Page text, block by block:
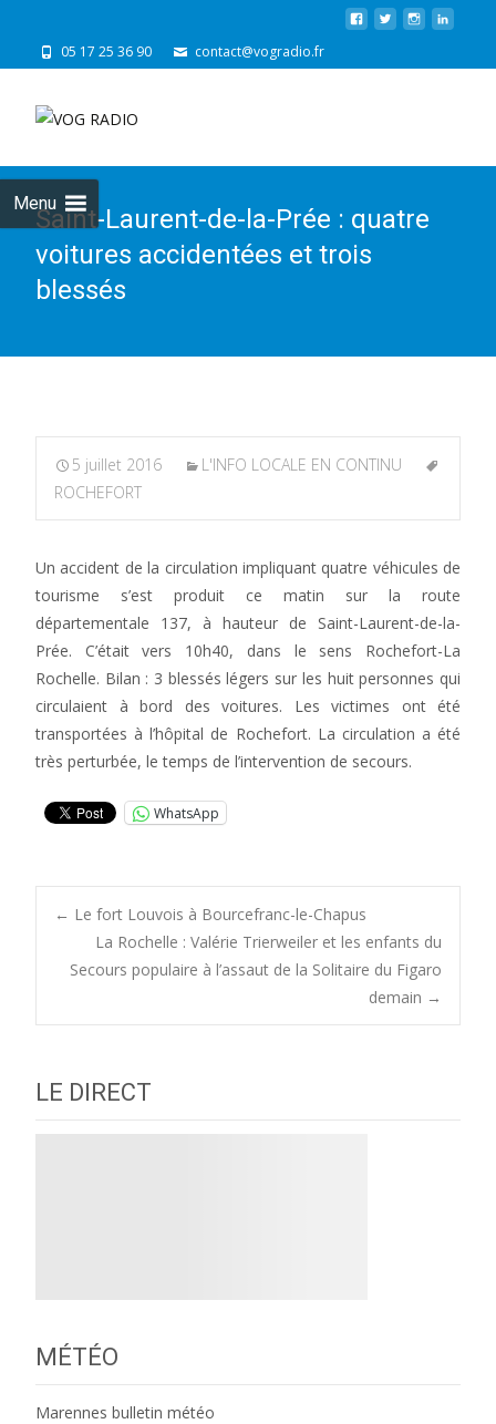
05 17 25 36 90 contact@vogradio.fr
Menu
Saint-Laurent-de-la-Prée : quatre
voitures accidentées et trois
blessés
5 juillet 2016
L'INFO LOCALE EN CONTINU
ROCHEFORT
Un accident de la circulation impliquant quatre véhicules de
tourisme s’est produit ce matin sur la route
départementale 137, à hauteur de Saint-Laurent-de-la-
Prée. C’était vers 10h40, dans le sens Rochefort-La
Rochelle. Bilan : 3 blessés légers sur les huit personnes qui
circulaient à bord des voitures. Les victimes ont été
transportées à l’hôpital de Rochefort. La circulation a été
très perturbée, le temps de l’intervention de secours.
WhatsApp
Post
navigation
← Le fort Louvois à Bourcefranc-le-Chapus
La Rochelle : Valérie Trierweiler et les enfants du
Secours populaire à l’assaut de la Solitaire du Figaro
demain →
LE DIRECT
MÉTÉO
Marennes bulletin météo